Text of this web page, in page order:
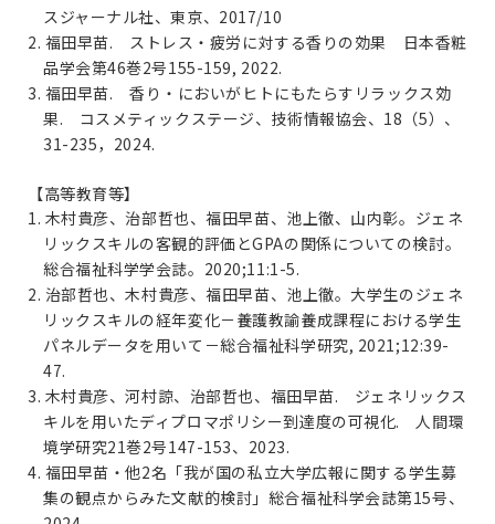
スジャーナル社、東京、2017/10
2. 福田早苗. ストレス・疲労に対する香りの効果 日本香粧
品学会第46巻2号155-159, 2022.
3. 福田早苗. 香り・においがヒトにもたらすリラックス効
果. コスメティックステージ、技術情報協会、18（5）、
31-235，2024.
【高等教育等】
1. 木村貴彦、治部哲也、福田早苗、池上徹、山内彰。ジェネ
リックスキルの客観的評価とGPAの関係についての検討。
総合福祉科学学会誌。2020;11:1-5.
2. 治部哲也、木村貴彦、福田早苗、池上徹。大学生のジェネ
リックスキルの経年変化－養護教諭養成課程における学生
パネルデータを用いて－総合福祉科学研究, 2021;12:39-
47.
3. 木村貴彦、河村諒、治部哲也、福田早苗. ジェネリックス
キルを用いたディプロマポリシー到達度の可視化. 人間環
境学研究21巻2号147-153、2023.
4. 福田早苗・他2名「我が国の私立大学広報に関する学生募
集の観点からみた文献的検討」総合福祉科学会誌第15号、